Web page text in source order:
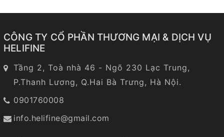
CÔNG TY CỔ PHẦN THƯƠNG MẠI & DỊCH VỤ
HELIFINE
Tầng 2, Toà nhà 46 - Ngõ 230 Lạc Trung,
P.Thanh Lương, Q.Hai Bà Trưng, Hà Nội.
0901760008
info.helifine@gmail.com